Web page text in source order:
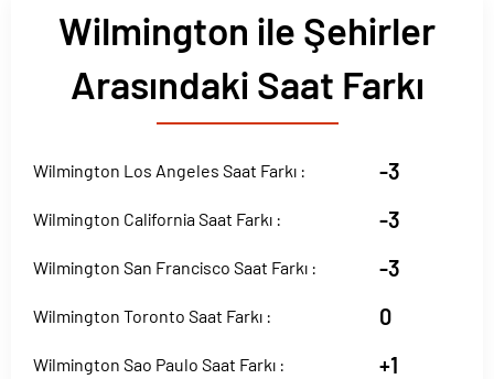
Wilmington ile Şehirler
Arasındaki Saat Farkı
Wilmington Los Angeles Saat Farkı : -3
Wilmington California Saat Farkı : -3
Wilmington San Francisco Saat Farkı : -3
Wilmington Toronto Saat Farkı : 0
Wilmington Sao Paulo Saat Farkı : +1